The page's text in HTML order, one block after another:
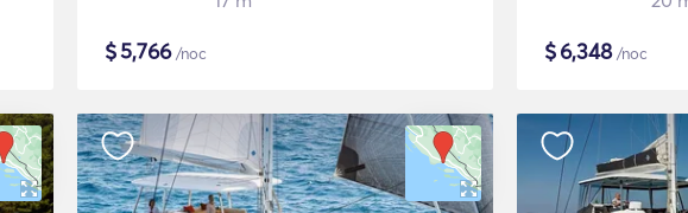
$5,766/noc $6,348/noc